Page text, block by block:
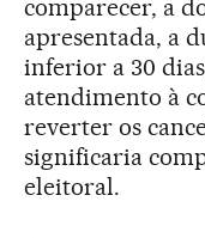
comparecer, a
apresentada, a
inferior a 30
atendimento à
reverter os
significaria
eleitoral.